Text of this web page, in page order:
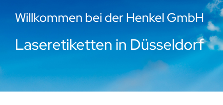
Techniklexikon
Willkommen bei der Henkel GmbH
Laseretiketten in Düsseldorf